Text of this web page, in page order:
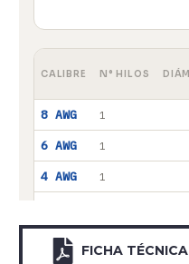
FICHA TÉCNICA